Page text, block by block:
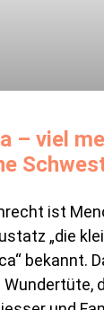
– viel
ist
„die
bekannt.
Wundertüte,